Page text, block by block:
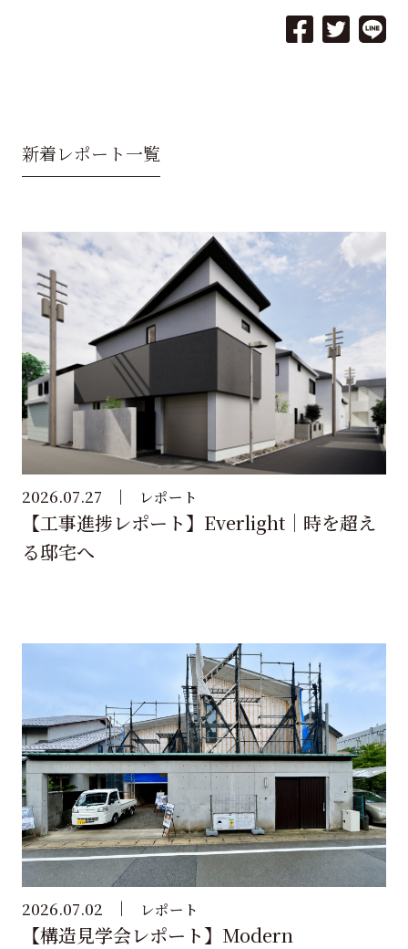
新着レポート一覧
2026.07.27 レポート
【工事進捗レポート】Everlight｜時を超え
る邸宅へ
2026.07.02 レポート
【構造見学会レポート】Modern